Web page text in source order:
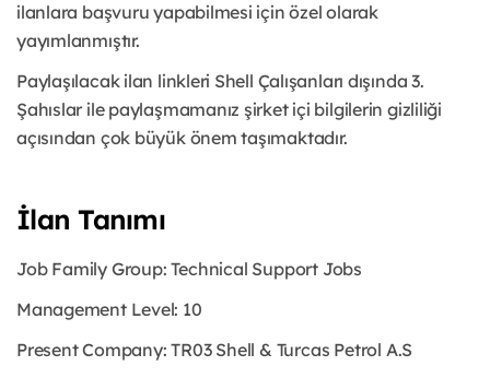
ilanlara başvuru yapabilmesi için özel olarak
yayımlanmıştır.
Paylaşılacak ilan linkleri Shell Çalışanları dışında 3.
Şahıslar ile paylaşmamanız şirket içi bilgilerin gizliliği
açısından çok büyük önem taşımaktadır.
İlan Tanımı
Job Family Group:Technical Support Jobs
Management Level: 10
Present Company:TR03 Shell & Turcas Petrol A.S